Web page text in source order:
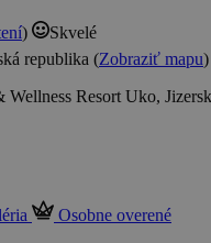
)
Skvelé
republika (Zobraziť mapu)
Osobne overené